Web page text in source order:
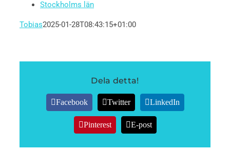
Stockholms län
Tobias2025-01-28T08:43:15+01:00
Dela detta!
Facebook Twitter LinkedIn
Pinterest E-post